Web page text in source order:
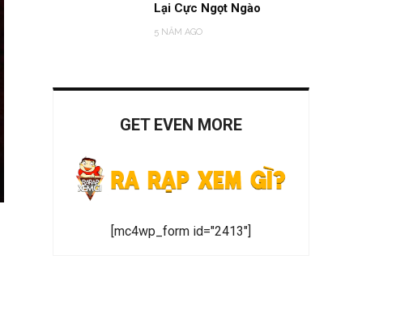
Lại Cực Ngọt Ngào
5 NĂM AGO
GET EVEN MORE
[mc4wp_form id="2413"]